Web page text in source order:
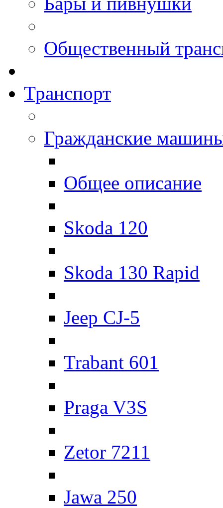
Общественный
Транспорт
Гражданские
Общее описание
Skoda 120
Skoda 130 Rapid
Jeep CJ-5
Trabant 601
Praga V3S
Zetor 7211
Jawa 250